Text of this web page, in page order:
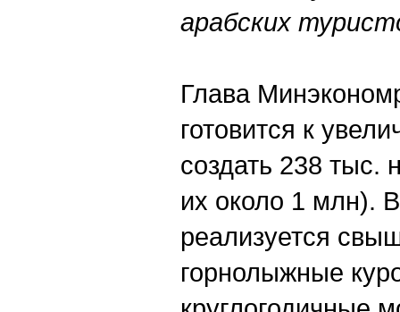
арабских
Глава
готовится к
создать 238 тыс.
их около 1 млн).
реализуется
горнолыжные